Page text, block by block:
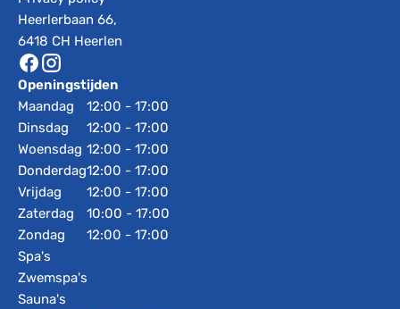
Heerlerbaan 66,
6418 CH Heerlen
Openingstijden
Maandag
Dinsdag
Woensdag
Donderdag
Vrijdag
Zaterdag
Zondag
12:00 - 17:00
12:00 - 17:00
12:00 - 17:00
12:00 - 17:00
12:00 - 17:00
10:00 - 17:00
12:00 - 17:00
Spa's
Zwemspa's
Sauna's